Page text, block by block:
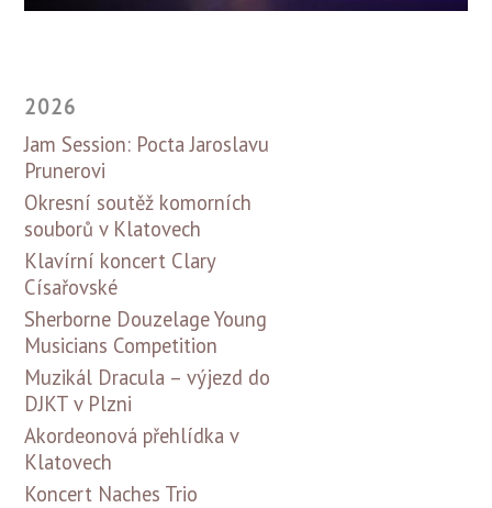
2026
Jam Session: Pocta Jaroslavu
Prunerovi
Okresní soutěž komorních
souborů v Klatovech
Klavírní koncert Clary
Císařovské
Sherborne Douzelage Young
Musicians Competition
Muzikál Dracula – výjezd do
DJKT v Plzni
Akordeonová přehlídka v
Klatovech
Koncert Naches Trio